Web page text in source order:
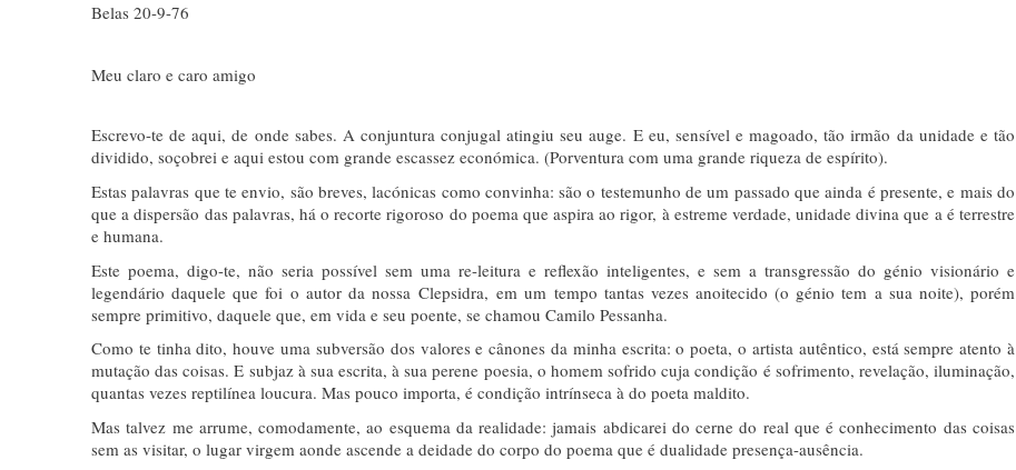
Belas 20-9-76
Meu claro e caro amigo
Escrevo-te de aqui, de onde sabes. A conjuntura conjugal atingiu seu auge. E eu, sensível e magoado, tão irmão da unidade e tão
dividido, soçobrei e aqui estou com grande escassez económica. (Porventura com uma grande riqueza de espírito).
Estas palavras que te envio, são breves, lacónicas como convinha: são o testemunho de um passado que ainda é presente, e mais do
que a dispersão das palavras, há o recorte rigoroso do poema que aspira ao rigor, à estreme verdade, unidade divina que a é terrestre
e humana.
Este poema, digo-te, não seria possível sem uma re-leitura e reflexão inteligentes, e sem a transgressão do génio visionário e
legendário daquele que foi o autor da nossa Clepsidra, em um tempo tantas vezes anoitecido (o génio tem a sua noite), porém
sempre primitivo, daquele que, em vida e seu poente, se chamou Camilo Pessanha.
Como te tinha dito, houve uma subversão dos valores e cânones da minha escrita: o poeta, o artista autêntico, está sempre atento à
mutação das coisas. E subjaz à sua escrita, à sua perene poesia, o homem sofrido cuja condição é sofrimento, revelação, iluminação,
quantas vezes reptilínea loucura. Mas pouco importa, é condição intrínseca à do poeta maldito.
Mas talvez me arrume, comodamente, ao esquema da realidade: jamais abdicarei do cerne do real que é conhecimento das coisas
sem as visitar, o lugar virgem aonde ascende a deidade do corpo do poema que é dualidade presença-ausência.